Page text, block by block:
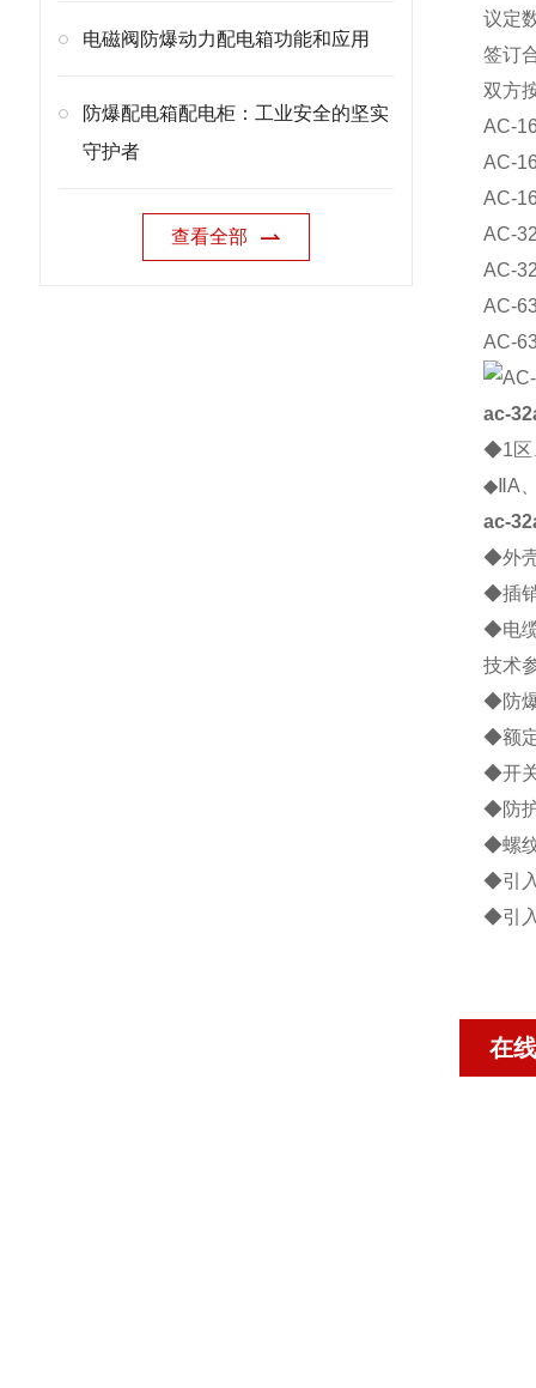
电磁阀防爆动力配电箱功能和应用
防爆配电箱配电柜：工业安全的坚实
守护者
查看全部
议定
签订
双方
AC-
AC-
AC-
AC-
AC-
AC-
AC-
ac-
◆1区
◆ⅡA
ac-
◆外
◆插
◆电
技术
◆防
◆额
◆开
◆防
◆螺
◆引
◆引
在